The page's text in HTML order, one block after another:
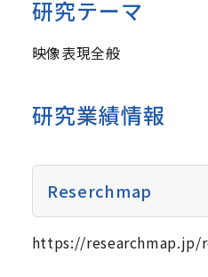
研究テーマ
映像表現全般
研究業績情報
Reserchmap
https://researchmap.jp/